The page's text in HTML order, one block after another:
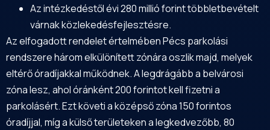
Az intézkedéstől évi 280 millió forint többletbevételt
várnak közlekedésfejlesztésre.
Az elfogadott rendelet értelmében Pécs parkolási
rendszere három elkülönített zónára oszlik majd, melyek
eltérő óradíjakkal működnek. A legdrágább a belvárosi
zóna lesz, ahol óránként 200 forintot kell fizetni a
parkolásért. Ezt követi a középső zóna 150 forintos
óradíjjal, míg a külső területeken a legkedvezőbb, 80